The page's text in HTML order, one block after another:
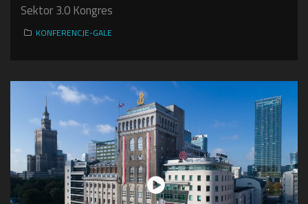
Sektor 3.0 Kongres
KONFERENCJE-GALE